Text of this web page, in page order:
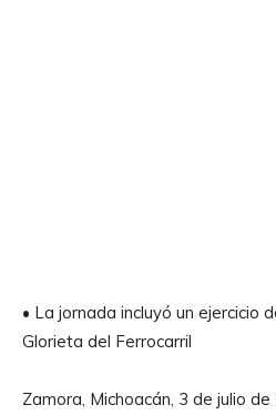
• La jornada incluyó un ejercicio
Glorieta del Ferrocarril
Zamora, Michoacán, 3 de julio